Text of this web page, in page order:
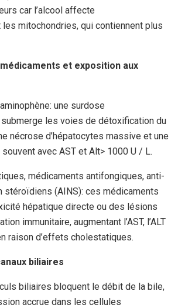
car l’alcool affecte
mitochondries, qui contiennent plus
et exposition aux
une surdose
submerge les voies de détoxification du
nécrose d’hépatocytes massive et une
avec AST et Alt> 1000 U / L.
médicaments antifongiques, anti-
stéroïdiens (AINS): ces médicaments
hépatique directe ou des lésions
immunitaire, augmentant l’AST, l’ALT
raison d’effets cholestatiques.
biliaires
biliaires bloquent le débit de la bile,
accrue dans les cellules